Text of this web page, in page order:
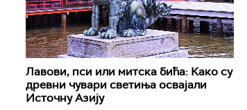
Лавови, пси или митска бића: Како су
древни чувари светиња освајали
Источну Азију